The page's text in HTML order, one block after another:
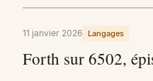
11 janvier 2026 Langages
Forth sur 6502,